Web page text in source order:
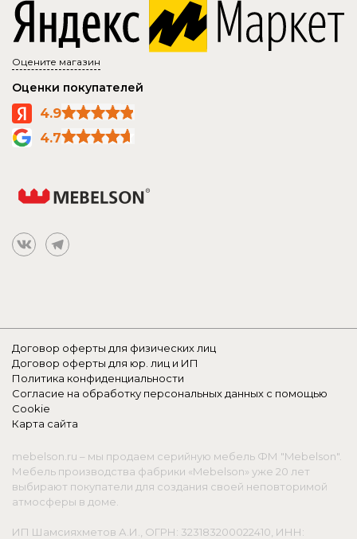
Оцените магазин
Оценки покупателей
4.9
4.7
Договор оферты для физических лиц
Договор оферты для юр. лиц и ИП
Политика конфиденциальности
Согласие на обработку персональных данных с помощью
Cookie
Карта сайта
mebelson.ru – мы продаем серийную мебель ФМ "Mebelson".
Мебель производства фабрики «Mebelson» уже 20 лет
выбирают покупатели для создания своей неповторимой
атмосферы в доме.
ИП Шамсияхметов А.И., ОГРН: 323183200022410, ИНН: